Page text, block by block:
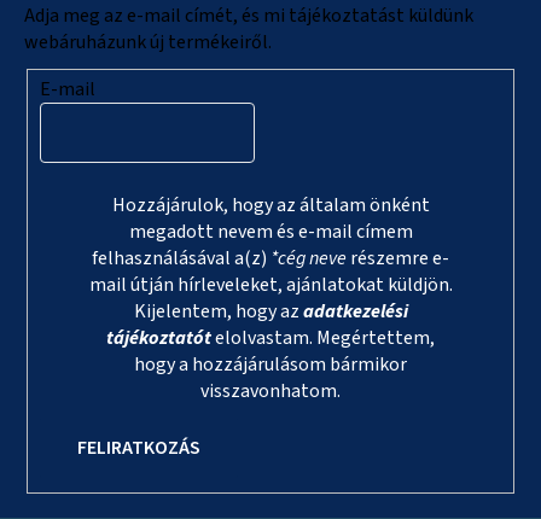
Adja meg az e-mail címét, és mi tájékoztatást küldünk
webáruházunk új termékeiről.
E-mail
Hozzájárulok, hogy az általam önként
megadott nevem és e-mail címem
felhasználásával a(z) *cég neverészemre e-
mail útján hírleveleket, ajánlatokat küldjön.
Kijelentem, hogy azadatkezelési
tájékoztatótelolvastam. Megértettem,
hogy a hozzájárulásom bármikor
visszavonhatom.
FELIRATKOZÁS